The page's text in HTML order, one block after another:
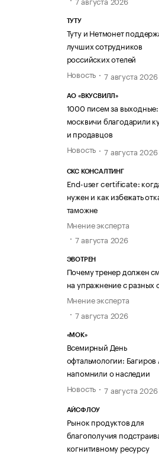
ТУТУ
Туту и Нетмонет
лучших сотрудников
российских отелей
Новость
7 августа 2026
АО «ВКУСВИЛЛ»
1000 писем за выходные:
москвичи благодарили
и продавцов
Новость
7 августа 2026
СКС КОНСАЛТИНГ
End-user certificate:
нужен и как избежать
таможне
Мнение эксперта
7 августа 2026
ЭВОТРЕН
Почему тренер должен
на упражнение с разных
Мнение эксперта
7 августа 2026
«МОК»
Всемирный День
офтальмологии:
напомнили о наследии
Новость
7 августа 2026
АЙСФЛОУ
Рынок продуктов для
благополучия
когнитивному ресурсу